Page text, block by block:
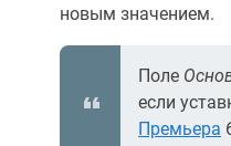
новым значением.
Поле
если
Премьера